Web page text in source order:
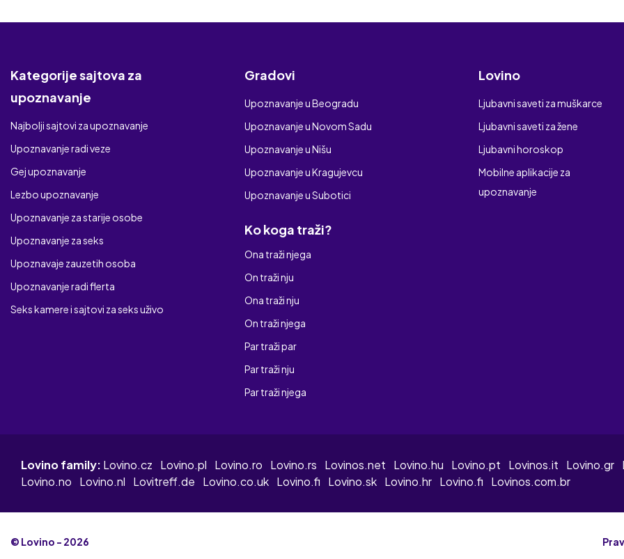
Kategorije sajtova za
upoznavanje
Najbolji sajtovi za upoznavanje
Upoznavanje radi veze
Gej upoznavanje
Lezbo upoznavanje
Upoznavanje za starije osobe
Upoznavanje za seks
Upoznavaje zauzetih osoba
Upoznavanje radi flerta
Seks kamere i sajtovi za seks uživo
Gradovi
Upoznavanje u Beogradu
Upoznavanje u Novom Sadu
Upoznavanje u Nišu
Upoznavanje u Kragujevcu
Upoznavanje u Subotici
Ko koga traži?
Ona traži njega
On traži nju
Ona traži nju
On traži njega
Par traži par
Par traži nju
Par traži njega
Lovino
Ljubavni saveti za muškarce
Ljubavni saveti za žene
Ljubavni horoskop
Mobilne aplikacije za
upoznavanje
Lovino family: Lovino.cz Lovino.pl Lovino.ro Lovino.rs Lovinos.net Lovino.hu Lovino.pt Lovinos.it Lovino.gr
Lovino.no
Lovino.nl Lovitreff.de Lovino.co.uk Lovino.fi Lovino.sk Lovino.hr Lovino.fi Lovinos.com.br
© Lovino - 2026